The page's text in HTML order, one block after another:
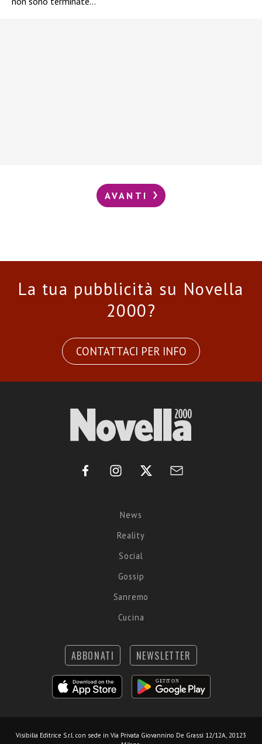
AVANTI
La tua pubblicità su Novella
2000?
CONTATTACI PER INFO
News
Reality
Social
Gossip
Sanremo
Cucina
ABBONATI NEWSLETTER
Visibilia Editrice S.r.l. con sede in Via Privata Giovannino De Grassi 12/12A, 20123